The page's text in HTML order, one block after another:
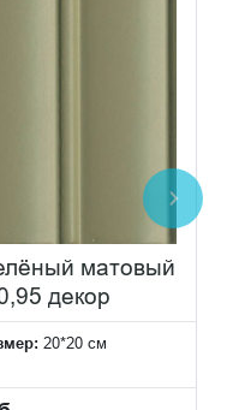
матовый
декор
20*20 см